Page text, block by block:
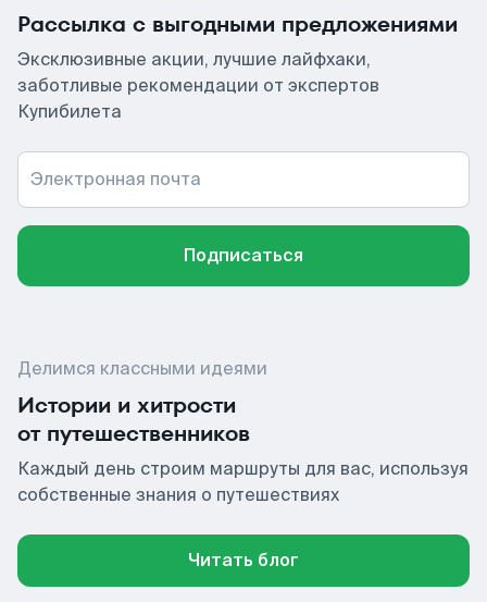
Рассылка с выгодными предложениями
Эксклюзивные акции, лучшие лайфхаки,
заботливые рекомендации от экспертов
Купибилета
Электронная почта
Подписаться
Делимся классными идеями
Истории и хитрости
от путешественников
Каждый день строим маршруты для вас, используя
собственные знания о путешествиях
Читать блог